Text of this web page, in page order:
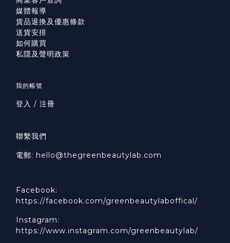
媒體報導
貨品退換及優惠條款
送貨安排
如何購買
私隱及聲明政策
我的帳號
登入 / 注冊
聯繫我們
電郵: hello@thegreenbeautylab.com
Facebook:
https://facebook.com/greenbeautylaboffical/
Instagram:
https://www.instagram.com/greenbeautylab/